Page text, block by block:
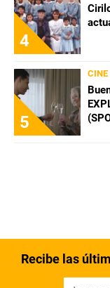
4
5
CINE
Recibe las